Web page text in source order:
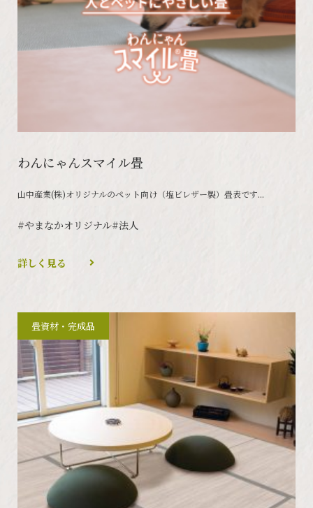
わんにゃんスマイル畳
山中産業(株)オリジナルのペット向け（塩ビレザー製）畳表です...
#やまなかオリジナル#法人
詳しく見る
畳資材・完成品